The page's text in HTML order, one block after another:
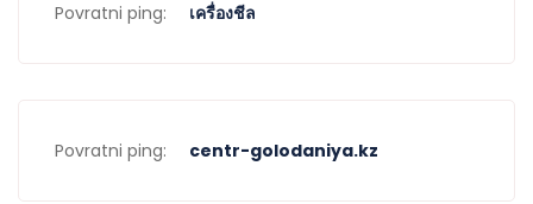
Povratni ping: เครื่องชีล
Povratni ping: centr-golodaniya.kz